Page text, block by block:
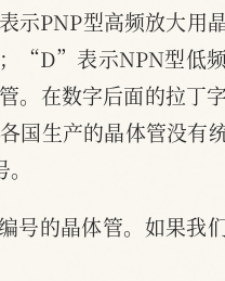
PNP型高频放大用
“D”表示NPN型低
在数字后面的拉丁
国生产的晶体管没有
号的晶体管。如果我